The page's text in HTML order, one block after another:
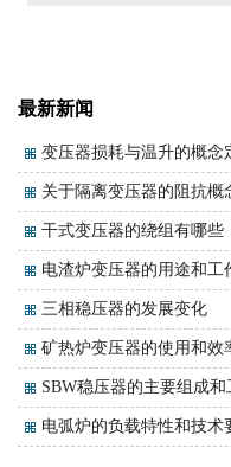
最新新闻
变压器损耗与温升的概念
关于隔离变压器的阻抗概
干式变压器的绕组有哪些
电渣炉变压器的用途和工
三相稳压器的发展变化
矿热炉变压器的使用和效
SBW稳压器的主要组成
电弧炉的负载特性和技术